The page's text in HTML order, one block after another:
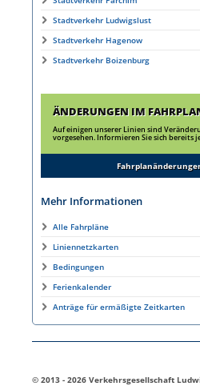
Stadtverkehr Ludwigslust
Stadtverkehr Hagenow
Stadtverkehr Boizenburg
ÄNDERUNGEN IM
Auf einigen unserer Linien sind
vorgesehen. Informieren Sie sich bereits
Mehr Informationen
Alle Fahrpläne
Liniennetzkarten
Bedingungen
Ferienkalender
Anträge für ermäßigte Zeitkarten
© 2013 - 2026 Verkehrsgesellschaft